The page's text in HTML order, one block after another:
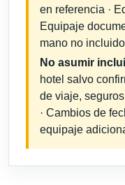
en referencia ·
Equipaje
mano no
No asumir
hotel salvo
de viaje,
· Cambios de
equipaje